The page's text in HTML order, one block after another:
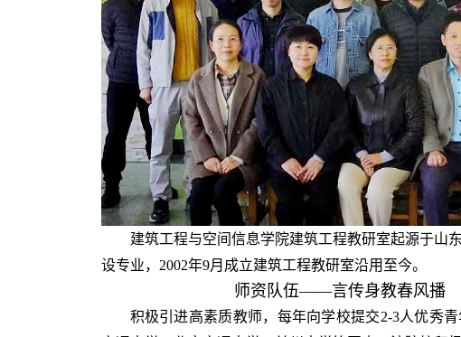
建筑工程与空间信息学院建筑工程教研室起源于山
设专业，2002年9月成立建筑工程教研室沿用至今。
师资队伍——言传身教春风播
积极引进高素质教师，每年向学校提交2-3人优秀